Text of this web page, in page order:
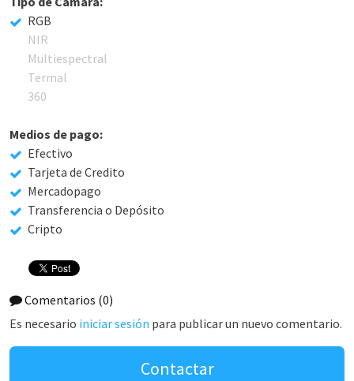
RGB
NIR
Multiespectral
Termal
360
Medios de pago:
Efectivo
Tarjeta de Credito
Mercadopago
Transferencia o Depósito
Cripto
Comentarios (0)
Es necesario iniciar sesión para publicar un nuevo comentario.
Contactar